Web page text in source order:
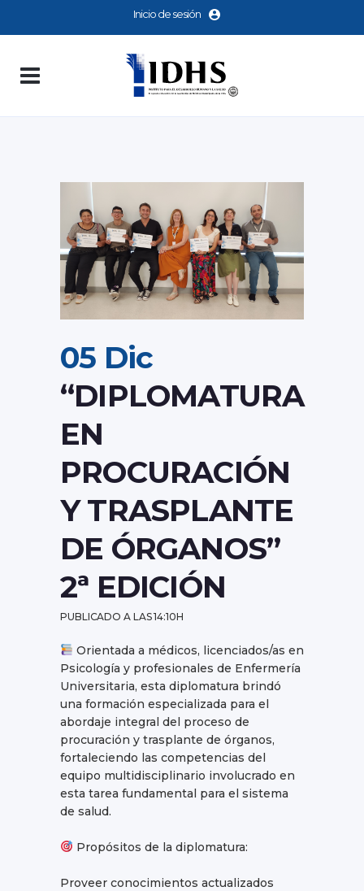
Inicio de sesión
05 Dic
“DIPLOMATURA
EN
PROCURACIÓN
Y TRASPLANTE
DE ÓRGANOS”
2ª EDICIÓN
PUBLICADO A LAS 14:10H
Orientada a médicos, licenciados/as en
Psicología y profesionales de Enfermería
Universitaria, esta diplomatura brindó
una formación especializada para el
abordaje integral del proceso de
procuración y trasplante de órganos,
fortaleciendo las competencias del
equipo multidisciplinario involucrado en
esta tarea fundamental para el sistema
de salud.
Propósitos de la diplomatura:
Proveer conocimientos actualizados